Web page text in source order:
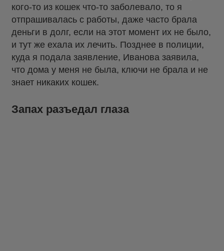
кого-то из кошек что-то заболевало, то я
отпрашивалась с работы, даже часто брала
деньги в долг, если на этот момент их не было,
и тут же ехала их лечить. Позднее в полиции,
куда я подала заявление, Иванова заявила,
что дома у меня не была, ключи не брала и не
знает никаких кошек.
Запах разъедал глаза